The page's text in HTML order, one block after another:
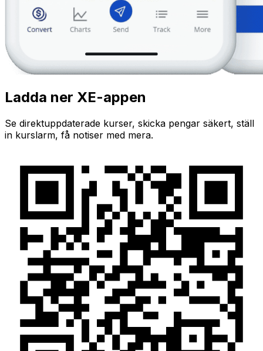
Ladda ner XE-appen
Se direktuppdaterade kurser, skicka pengar säkert, ställ
in kurslarm, få notiser med mera.